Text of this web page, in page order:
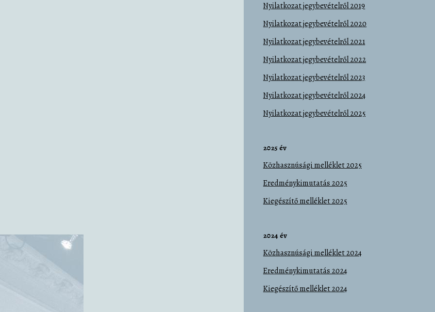
Nyilatkozat jegybevételről 2019
Nyilatkozat jegybevételről 2020
Nyilatkozat jegybevételről 2021
Nyilatkozat jegybevételről 2022
Nyilatkozat jegybevételről 2023
Nyilatkozat jegybevételről 2024
Nyilatkozat jegybevételről 2025
2025 év
Közhasznúsági melléklet 2025
Eredménykimutatás 2025
Kiegészítő melléklet 2025
2024 év
Közhasznúsági melléklet 2024
Eredménykimutatás 2024
Kiegészítő melléklet 2024